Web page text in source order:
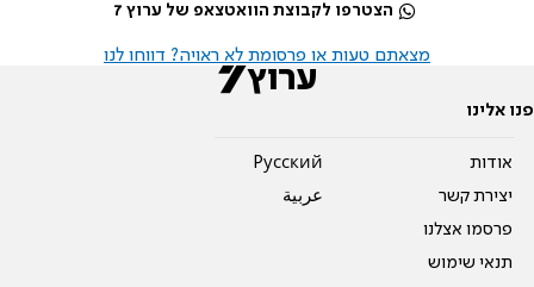
הצטרפו לקבוצת הוואטצאפ של ערוץ 7
מצאתם טעות או פרסומת לא ראויה? דווחו לנו
פנו אלינו
אודות
יצירת קשר
פרסמו אצלנו
תנאי שימוש
Pусский
عربية